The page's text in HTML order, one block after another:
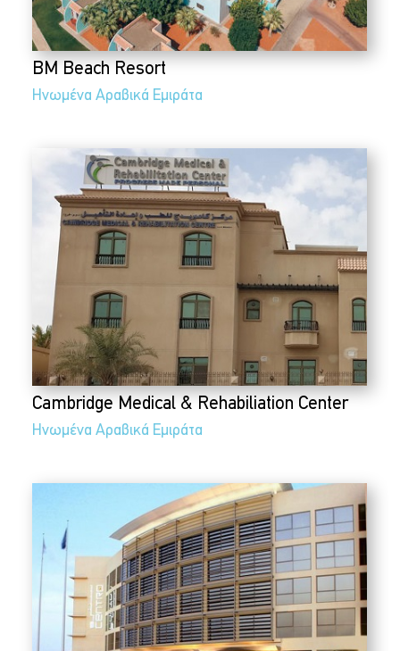
BM Beach Resort
Ηνωμένα Αραβικά Εμιράτα
Cambridge Medical & Rehabiliation Center
Ηνωμένα Αραβικά Εμιράτα